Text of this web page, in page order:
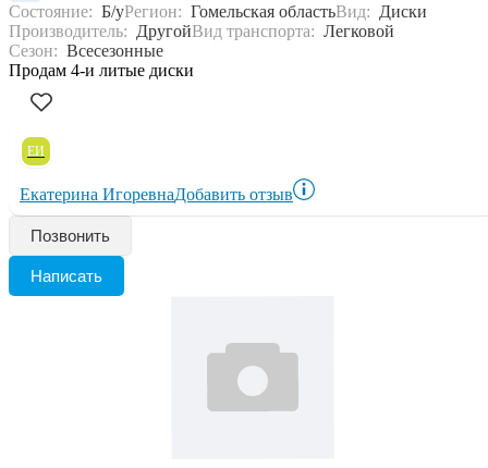
Состояние: Б/уРегион: Гомельская областьВид: Диски
Производитель: ДругойВид транспорта: Легковой
Сезон: Всесезонные
Продам 4-и литые диски
ЕИ
Екатерина ИгоревнаДобавить отзыв
Позвонить
Написать